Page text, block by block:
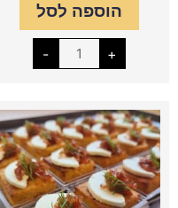
הוספה לסל
- +
של
ריבועי
פולנטה,גבינת
עזים
ובצל
מקורמל